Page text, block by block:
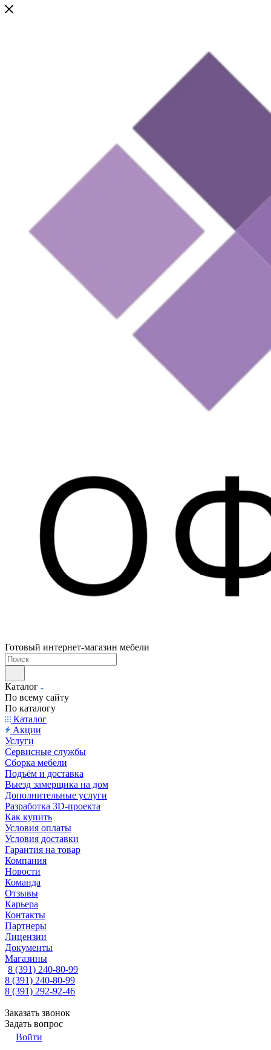
Готовый интернет-магазин мебели
Каталог
По всему сайту
По каталогу
Каталог
Акции
Услуги
Сервисные службы
Сборка мебели
Подъём и доставка
Выезд замерщика на дом
Дополнительные услуги
Разработка 3D-проекта
Как купить
Условия оплаты
Условия доставки
Гарантия на товар
Компания
Новости
Команда
Отзывы
Карьера
Контакты
Партнеры
Лицензии
Документы
Магазины
8 (391) 240-80-99
8 (391) 240-80-99
8 (391) 292-92-46
Заказать звонок
Задать вопрос
Войти